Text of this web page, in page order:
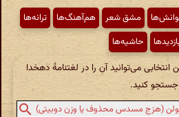
مشق شعر هم‌آهنگ‌ها
ترانه‌ها
حاشیه‌ها
می‌توانید آن را در لغتنامهٔ دهخدا
جستجو کنید.
(هزج مسدس محذوف یا وزن دوبیتی)